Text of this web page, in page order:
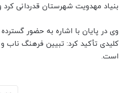
بنیاد مهدویت شهرستان قدردانی کرد
وی در پایان با اشاره به حضور
کلیدی تأکید کرد: تبیین فرهنگ ناب
است.